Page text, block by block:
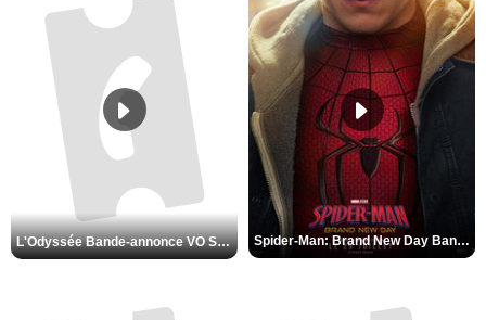
L'Odyssée Bande-annonce VO STFR Spider-Man: Brand New Day Bande-annonce VO STFR